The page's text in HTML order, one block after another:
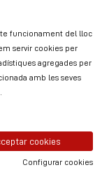
funcionament del lloc
servir cookies per
agregades per
amb les seves
cookies
Configurar cookies